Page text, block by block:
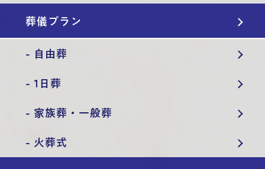
葬儀プラン
- 自由葬
- 1日葬
- 家族葬・一般葬
- 火葬式